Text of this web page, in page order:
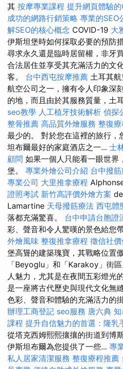
其 按摩專業課程 提升網頁體驗
成功的網路行銷策略 專業的SEO
解SEO的核心概念 COVID-19 大
伊斯坦堡時如何採取必要的預防
尋求永久還是臨時居留權，非牙
合法居住並享受其充滿活力的文
客。 台中西屯按摩推薦 土耳其
航空公司之一，擁有令人印象深
的地，而且由於其服務質量，土
seo教學 人工植牙技術解析 偵探
整骨推薦 高品質外燴服務 整復
最少的。 對於您在這裡的旅行，
坦布爾最好的家庭酒店之一... 士
顧問 如果一個人只能看一眼世界
堡。 專業外燴公司介紹 台中撥
專業公司 大里推拿療程
證照考試 新竹高評價外燴方案 de
Lamartine 天母撥筋療法 西屯體
落都充滿驚喜。 台中申請台胞證
彩、聲音和令人驚嘆的景色給您
外燴風味 整復推拿療程 徵信社
堡高聳的建築瑰寶，其戰略位置
「Beyoglu」和「Karakoy」街區
人魅力，尤其是在夜間五彩燈光
是一座將古代歷史與現代文化無
色彩、聲音和體驗的充滿活力的
辦理工商登記 seo服務 唐六典
課程 提升自信魅力的首選：隆乳
從塔克西姆熙熙攘攘的街道到博
伊斯坦布爾為您提供了一些... 專
私人居家清潔服務 整復療程推薦